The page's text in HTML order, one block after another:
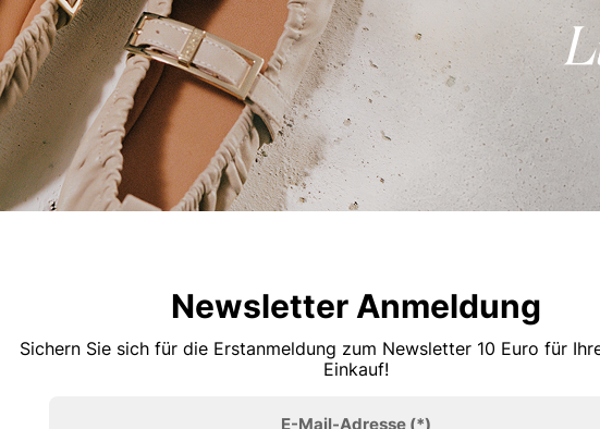
Newsletter Anmeldung
Sichern Sie sich für die Erstanmeldung zum Newsletter 10 Euro für
Einkauf!
E-Mail-Adresse(*)